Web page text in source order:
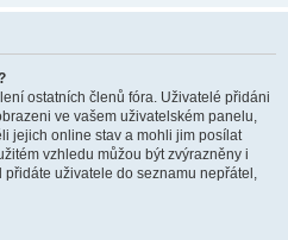
ostatních členů fóra. Uživatelé přidáni
ve vašem uživatelském panelu,
jejich online stav a mohli jim posílat
vzhledu můžou být zvýrazněny i
uživatele do seznamu nepřátel,